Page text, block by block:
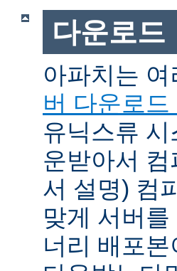
다운로드
아파치는
버 다운로드
유닉스류
운받아서
서 설명) 컴
맞게 서버
너리 배포